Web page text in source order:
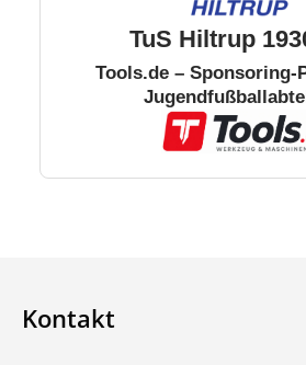
TuS Hiltrup
Tools.de – Sponsoring-
Kontakt